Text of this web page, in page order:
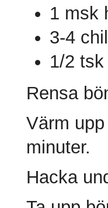
1 msk
3-4
1/2
Rensa
Värm
minuter.
Hacka